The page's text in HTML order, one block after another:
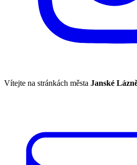
Vítejte na stránkách města Janské